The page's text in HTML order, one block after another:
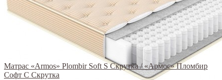
Матрас «Armos» Plombir Soft S Скрутка / «Армос» Пломбир
Софт С Скрутка